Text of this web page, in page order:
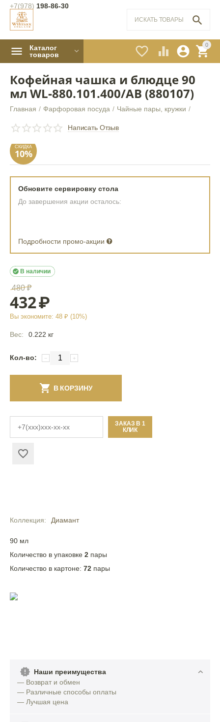
+7(978) 198-86-30
0


 

Каталог
товаров
Кофейная чашка и блюдце 90
мл WL‑880.101.400/AB (880107)
Главная / Фарфоровая посуда / Чайные пары, кружки /
Написать Отзыв
10%
Обновите сервировку стола
До завершения акции осталось:
Подробности промо-акции
В наличии

480 ₽
432₽
Вы экономите: 48 ₽ (10%)
Вес: 0.222 кг
Кол-во: +
−
В КОРЗИНУ
ЗАКАЗ В 1
КЛИК
Коллекция Диамант
90 мл
Количество в упаковке 2 пары
Количество в картоне: 72 пары
Наши преимущества
— Возврат и обмен
— Различные способы оплаты
— Лучшая цена